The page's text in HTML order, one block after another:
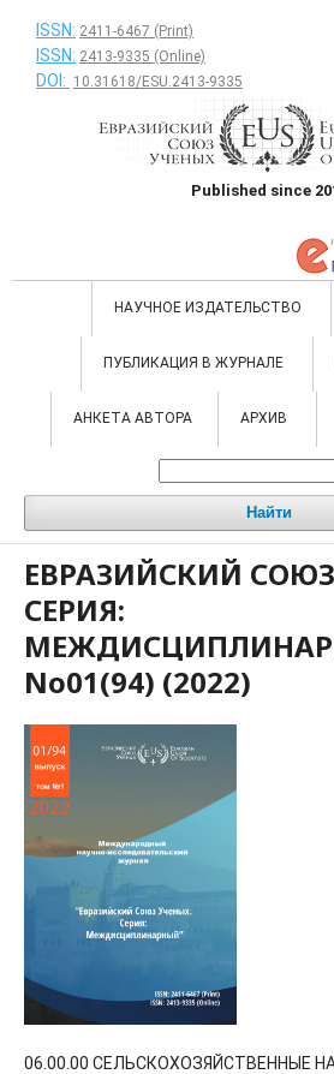
ISSN: 2411-6467 (Print)
ISSN: 2413-9335 (Online)
DOI: 10.31618/ESU.2413-9335
Published since
НАУЧНОЕ ИЗДАТЕЛЬСТВО
ПУБЛИКАЦИЯ В ЖУРНАЛЕ
АНКЕТА АВТОРА АРХИВ
Найти
ЕВРАЗИЙСКИЙ
СЕРИЯ:
No01(94) (2022)
06.00.00 СЕЛЬСКОХОЗЯЙСТВЕННЫЕ